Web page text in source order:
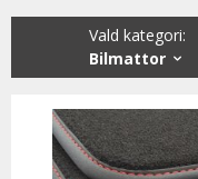
Något som även är
Bilmattorna i svart
Vi har valt att
bevisat sig hålla en
Vald kategori:
Bilmattor